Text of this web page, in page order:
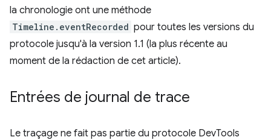
la chronologie ont une méthode
Timeline.eventRecorded pour toutes les versions du
protocole jusqu'à la version 1.1 (la plus récente au
moment de la rédaction de cet article).
Entrées de journal de trace
Le traçage ne fait pas partie du protocole DevTools